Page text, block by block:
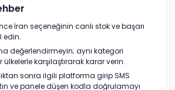
İran seçeneğinin canlı stok ve başarı
edin.
değerlendirmeyin; aynı kategori
karşılaştırarak karar verin.
sonra ilgili platforma girip SMS
ve panele düşen kodla doğrulamayı